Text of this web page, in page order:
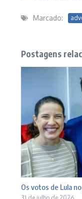
Marcado:
Postagens
Os votos de Lula